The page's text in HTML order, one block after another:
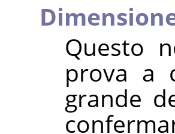
Questo
prova a
grande